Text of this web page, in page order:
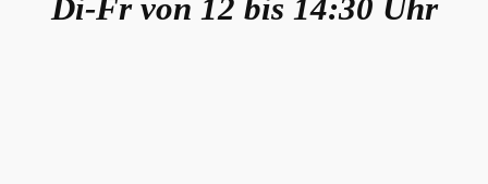
Di-Fr von 12 bis 14:30 Uhr